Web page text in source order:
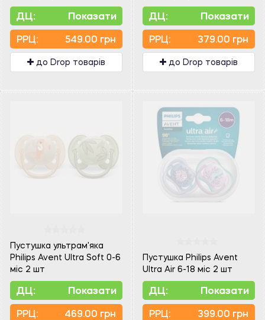
ДЦ: Показати
PPЦ: 549.00 грн
до Drop товарів
ДЦ: Показати
PPЦ: 379.00 грн
до Drop товарів
Пустушка ультрам'яка
Philips Avent Ultra Soft 0-6
міс 2 шт
ДЦ: Показати
PPЦ: 469.00 грн
Пустушка Philips Avent
Ultra Air 6-18 міс 2 шт
ДЦ: Показати
PPЦ: 399.00 грн